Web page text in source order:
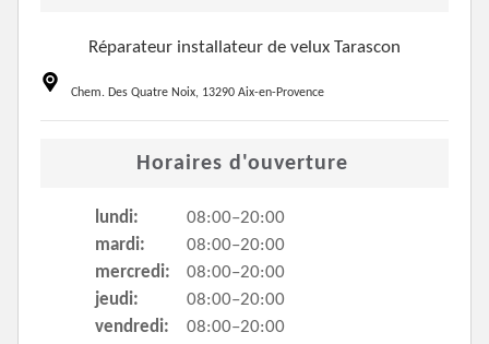
Réparateur installateur de velux Tarascon
Chem. Des Quatre Noix, 13290 Aix-en-Provence
Horaires d'ouverture
lundi:
08:00–20:00
mardi:
08:00–20:00
mercredi:
08:00–20:00
jeudi:
08:00–20:00
vendredi:
08:00–20:00